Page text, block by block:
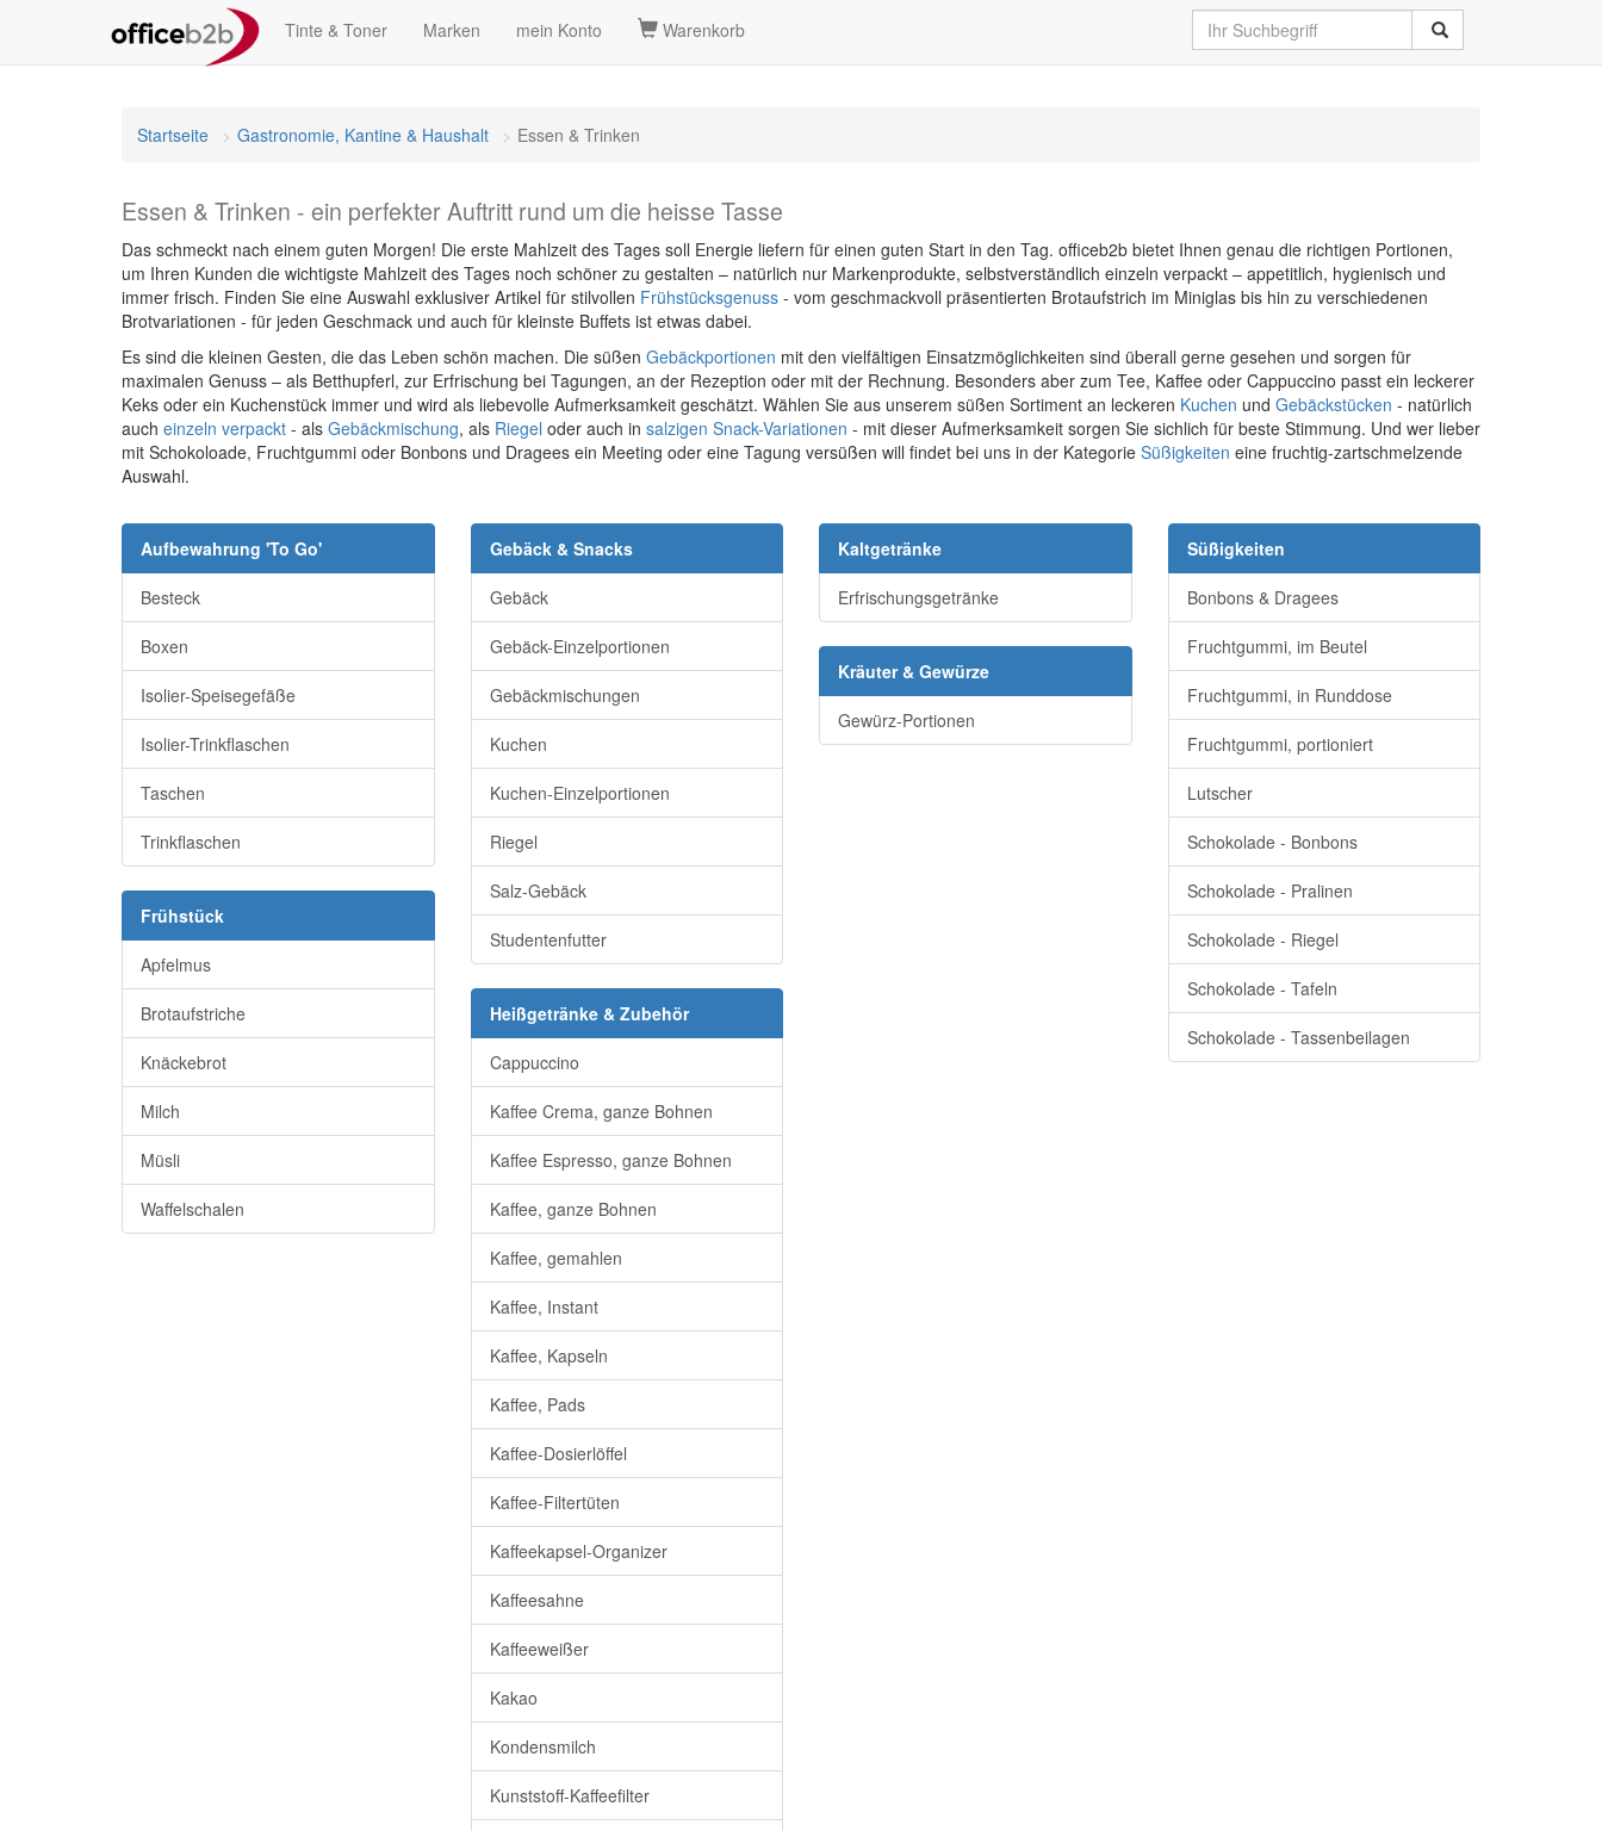
Tinte & Toner Marken mein Konto Warenkorb
Startseite Gastronomie, Kantine & Haushalt Essen & Trinken
Essen & Trinken - ein perfekter Auftritt rund um die heisse Tasse
Das schmeckt nach einem guten Morgen! Die erste Mahlzeit des Tages soll Energie liefern für einen guten Start in den Tag. officeb2b bietet Ihnen genau die richtigen Portionen,
um Ihren Kunden die wichtigste Mahlzeit des Tages noch schöner zu gestalten – natürlich nur Markenprodukte, selbstverständlich einzeln verpackt – appetitlich, hygienisch und
immer frisch. Finden Sie eine Auswahl exklusiver Artikel für stilvollen Frühstücksgenuss - vom geschmackvoll präsentierten Brotaufstrich im Miniglas bis hin zu verschiedenen
Brotvariationen - für jeden Geschmack und auch für kleinste Buffets ist etwas dabei.
Es sind die kleinen Gesten, die das Leben schön machen. Die süßen Gebäckportionen mit den vielfältigen Einsatzmöglichkeiten sind überall gerne gesehen und sorgen für
maximalen Genuss – als Betthupferl, zur Erfrischung bei Tagungen, an der Rezeption oder mit der Rechnung. Besonders aber zum Tee, Kaffee oder Cappuccino passt ein leckerer
Keks oder ein Kuchenstück immer und wird als liebevolle Aufmerksamkeit geschätzt. Wählen Sie aus unserem süßen Sortiment an leckeren Kuchen und Gebäckstücken - natürlich
auch einzeln verpackt - als Gebäckmischung, als Riegel oder auch in salzigen Snack-Variationen - mit dieser Aufmerksamkeit sorgen Sie sichlich für beste Stimmung. Und wer lieber
mit Schokoloade, Fruchtgummi oder Bonbons und Dragees ein Meeting oder eine Tagung versüßen will findet bei uns in der Kategorie Süßigkeiten eine fruchtig-zartschmelzende
Auswahl.
Aufbewahrung 'To Go'
Besteck
Boxen
Isolier-Speisegefäße
Isolier-Trinkflaschen
Taschen
Trinkflaschen
Frühstück
Apfelmus
Brotaufstriche
Knäckebrot
Milch
Müsli
Waffelschalen
Gebäck & Snacks
Gebäck
Gebäck-Einzelportionen
Gebäckmischungen
Kuchen
Kuchen-Einzelportionen
Riegel
Salz-Gebäck
Studentenfutter
Heißgetränke & Zubehör
Cappuccino
Kaffee Crema, ganze Bohnen
Kaffee Espresso, ganze Bohnen
Kaffee, ganze Bohnen
Kaffee, gemahlen
Kaffee, Instant
Kaffee, Kapseln
Kaffee, Pads
Kaffee-Dosierlöffel
Kaffee-Filtertüten
Kaffeekapsel-Organizer
Kaffeesahne
Kaffeeweißer
Kakao
Kondensmilch
Kunststoff-Kaffeefilter
Kaltgetränke
Erfrischungsgetränke
Kräuter & Gewürze
Gewürz-Portionen
Süßigkeiten
Bonbons & Dragees
Fruchtgummi, im Beutel
Fruchtgummi, in Runddose
Fruchtgummi, portioniert
Lutscher
Schokolade - Bonbons
Schokolade - Pralinen
Schokolade - Riegel
Schokolade - Tafeln
Schokolade - Tassenbeilagen